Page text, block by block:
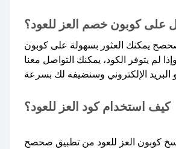
كوبون خصم العز للعود؟
يمكنك العثور بسهولة على كوبون
لم يتوفر الكود، يمكنك التواصل معنا
كيف استخدام كود العز للعود؟